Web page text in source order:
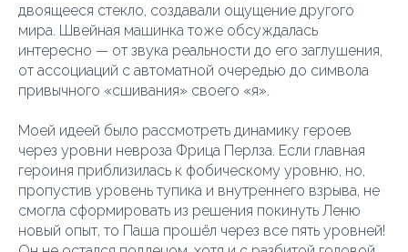
двоящееся стекло, создавали ощущение другого
мира. Швейная машинка тоже обсуждалась
интересно — от звука реальности до его заглушения,
от ассоциаций с автоматной очередью до символа
привычного «сшивания» своего «я».
Моей идеей было рассмотреть динамику героев
через уровни невроза Фрица Перлза. Если главная
героиня приблизилась к фобическому уровню, но,
пропустив уровень тупика и внутреннего взрыва, не
смогла сформировать из решения покинуть Леню
новый опыт, то Паша прошёл через все пять уровней!